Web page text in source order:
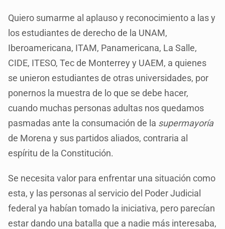
Quiero sumarme al aplauso y reconocimiento a las y
los estudiantes de derecho de la UNAM,
Iberoamericana, ITAM, Panamericana, La Salle,
CIDE, ITESO, Tec de Monterrey y UAEM, a quienes
se unieron estudiantes de otras universidades, por
ponernos la muestra de lo que se debe hacer,
cuando muchas personas adultas nos quedamos
pasmadas ante la consumación de la supermayoría
de Morena y sus partidos aliados, contraria al
espíritu de la Constitución.
Se necesita valor para enfrentar una situación como
esta, y las personas al servicio del Poder Judicial
federal ya habían tomado la iniciativa, pero parecían
estar dando una batalla que a nadie más interesaba,